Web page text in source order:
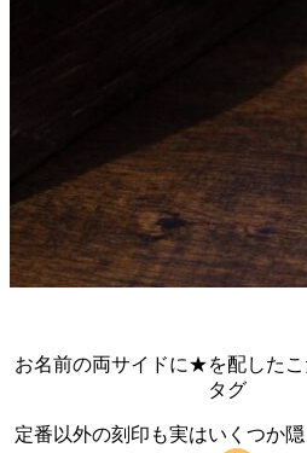
お名前の両サイドに★を配したこ
タグ
定番以外の刻印も実はいくつか